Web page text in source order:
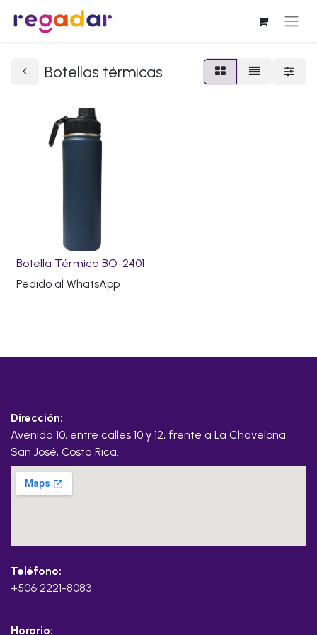
Botellas térmicas
Botella Térmica BO-2401
Pedido al WhatsApp
Dirección:
Avenida 10, entre calles 10 y 12, frente a La Chavelona,
San José, Costa Rica.
Teléfono:
+506 2221-8083
Horario: